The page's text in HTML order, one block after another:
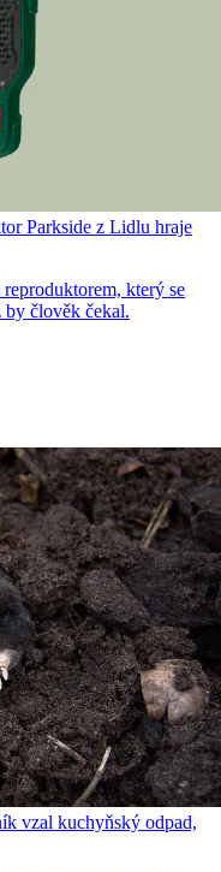
Parkside z Lidlu hraje
který se
by člověk čekal.
vzal kuchyňský odpad,